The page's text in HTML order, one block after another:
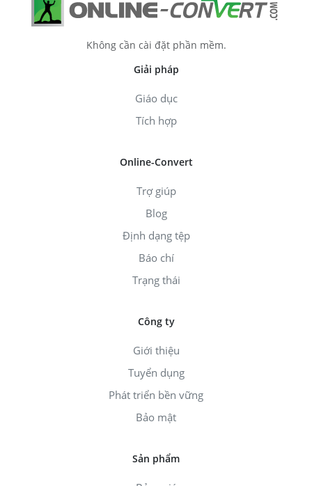
Không cần cài đặt phần mềm.
Giải pháp
Giáo dục
Tích hợp
Online-Convert
Trợ giúp
Blog
Định dạng tệp
Báo chí
Trạng thái
Công ty
Giới thiệu
Tuyển dụng
Phát triển bền vững
Bảo mật
Sản phẩm